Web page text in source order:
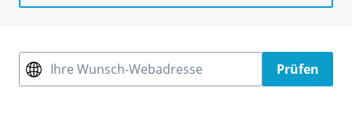
Ihre Wunsch-Webadresse Prüfen